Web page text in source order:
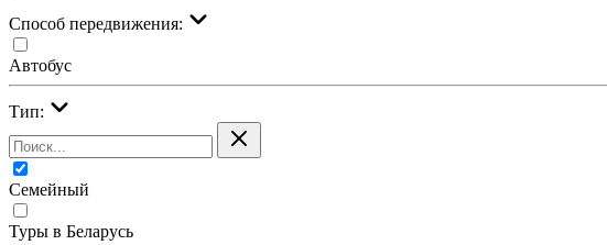
Cпособ передвижения:
Автобус
Тип:
Семейный
Туры в Беларусь